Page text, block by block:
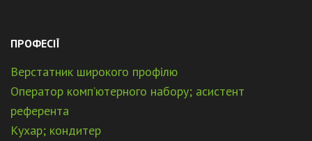
ПРОФЕСІЇ
Верстатник широкого профілю
Оператор комп’ютерного набору; асистент
референта
Кухар; кондитер